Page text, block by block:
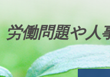
労働問題や人